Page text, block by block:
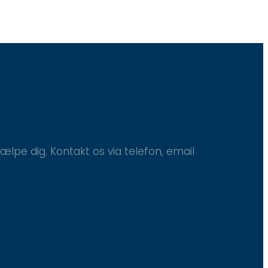
dig. Kontakt os via telefon, email